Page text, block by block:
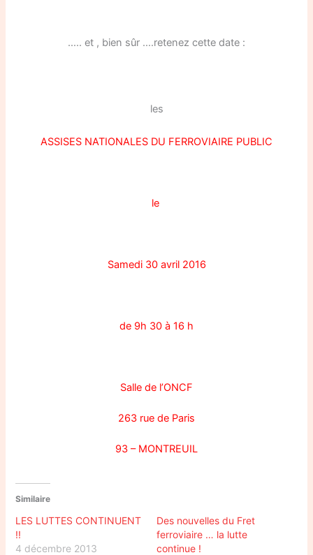
….. et , bien sûr ….retenez cette date :
les
ASSISES NATIONALES DU FERROVIAIRE PUBLIC
le
Samedi 30 avril 2016
de 9h 30 à 16 h
Salle de l’ONCF
263 rue de Paris
93 – MONTREUIL
Similaire
LES LUTTES CONTINUENT
!!
4 décembre 2013
Des nouvelles du Fret
ferroviaire … la lutte
continue !